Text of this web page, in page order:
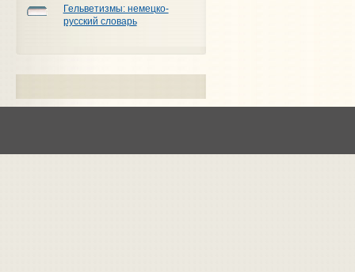
Гельветизмы: немецко-
русский словарь